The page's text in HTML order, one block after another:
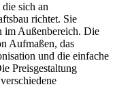
sich an
richtet. Sie
im Außenbereich. Die
Aufmaßen, das
und die einfache
Preisgestaltung